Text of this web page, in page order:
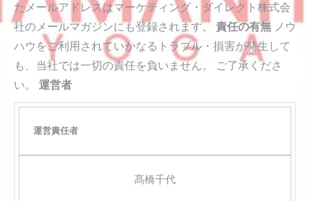
たメールアドレスはマーケティング・ダイレクト株式会
社のメールマガジンにも登録されます。 責任の有無 ノウ
ハウをご利用されていかなるトラブル・損害が発生して
も、当社では一切の責任を負いません。 ご了承くださ
い。 運営者
運営責任者
髙橋千代